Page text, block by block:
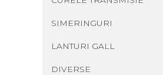
SIMERINGURI
LANTURI GALL
DIVERSE